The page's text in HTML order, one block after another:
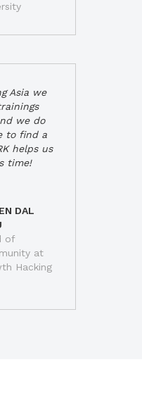
Asia we
we do
to find a
helps us
time!
DAL
of
at
Hacking